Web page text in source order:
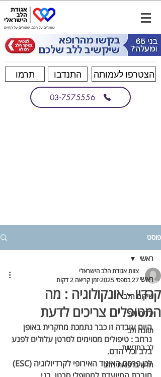
תרמו התנדבו הצטרפו לעמותה
03-7575556
פוסט
ראשי
שיקום הלב
ילדים ולב
תזונה ולב
לב בחדשות
חדש ברפואת הלב
ראשי
קרדיו - אונקולוגיה : מה
המטופלים צריכים לדעת
צוות אגודת הלב הישראלי
27 בספט׳ 2025
זמן קריאה 2 דקות
היום עובדה זו כבר נתמכת מחקרית באופן
נרחב : טיפולים מסוימים לסרטן עלולים לפגע
בלב וכלי הדם.
לכן פרסם האיגוד האירופי לקרדיולוגיה (ESC)